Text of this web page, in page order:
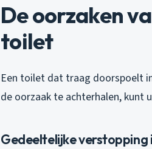
De oorzaken
toilet
Een toilet dat traag doorspoelt
de oorzaak te achterhalen, kunt
Gedeeltelijke verstopping